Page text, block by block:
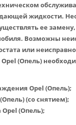
жидкости.
ее
Возможны
или
(Опель)
Opel (Опель);
(со снятием);
(Опель);